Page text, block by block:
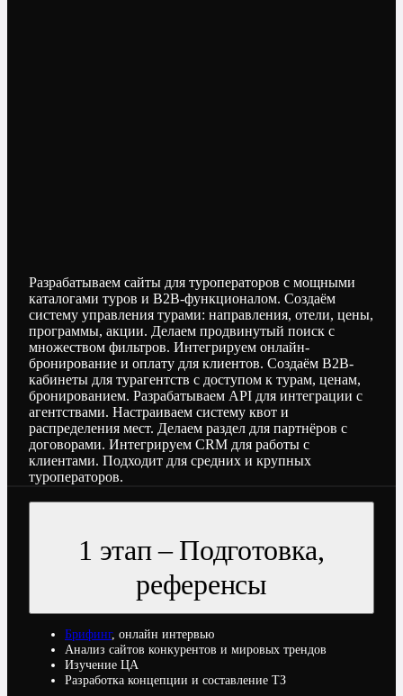
Разрабатываем сайты для туроператоров с мощными
каталогами туров и B2B-функционалом. Создаём
систему управления турами: направления, отели, цены,
программы, акции. Делаем продвинутый поиск с
множеством фильтров. Интегрируем онлайн-
бронирование и оплату для клиентов. Создаём B2B-
кабинеты для турагентств с доступом к турам, ценам,
бронированием. Разрабатываем API для интеграции с
агентствами. Настраиваем систему квот и
распределения мест. Делаем раздел для партнёров с
договорами. Интегрируем CRM для работы с
клиентами. Подходит для средних и крупных
туроператоров.
1 этап – Подготовка,
референсы
Брифинг, онлайн интервью
Анализ сайтов конкурентов и мировых трендов
Изучение ЦА
Разработка концепции и составление ТЗ